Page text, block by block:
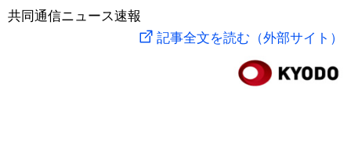
社会
旅と暮らし
暮らし
共同通信ニュース速報
記事全文を読む（外部サイト）